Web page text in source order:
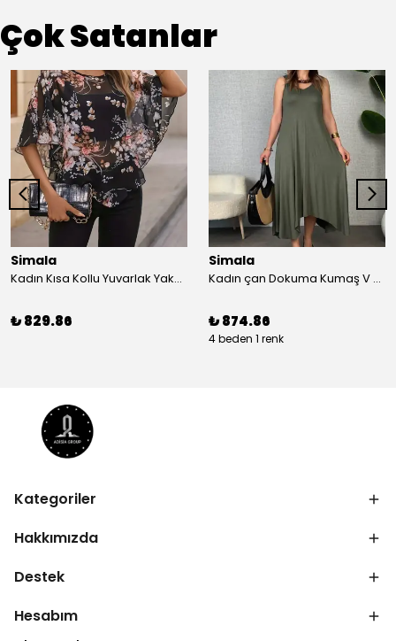
Çok Satanlar
Simala
Kadın Kısa Kollu Yuvarlak Yaka çiçek Baskılı Asimetrik Kesim şifon Bluz
₺ 829.86
Simala
Kadın çan Dokuma Kumaş V Yaka Asimetrik Kesim Elbise
₺ 874.86
4 beden 1 renk
Kategoriler
Hakkımızda
Destek
Hesabım